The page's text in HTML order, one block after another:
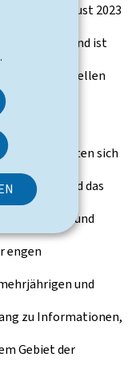
vom 23. August 2023
eingeführt und ist
interkulturellen
" verpflichten sich
SYVICOL und das
und
engen
und
zu Informationen,
Gebiet der